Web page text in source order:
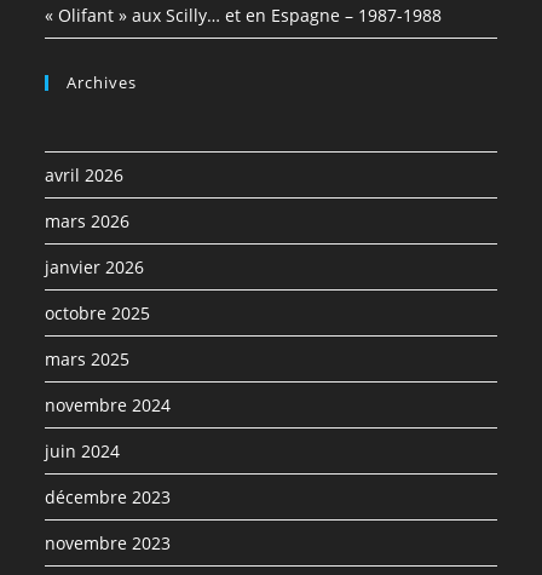
« Olifant » aux Scilly… et en Espagne – 1987-1988
Archives
avril 2026
mars 2026
janvier 2026
octobre 2025
mars 2025
novembre 2024
juin 2024
décembre 2023
novembre 2023